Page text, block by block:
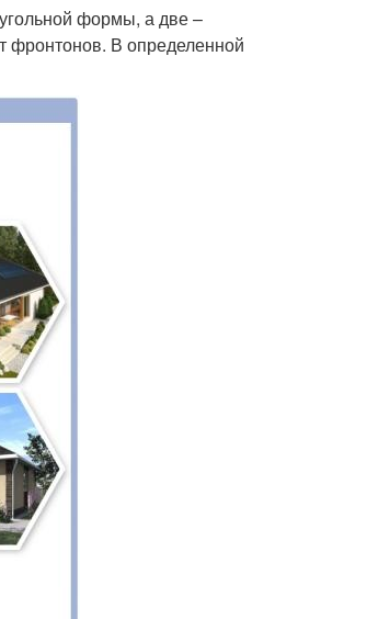
формы, а две –
фронтонов. В определенной